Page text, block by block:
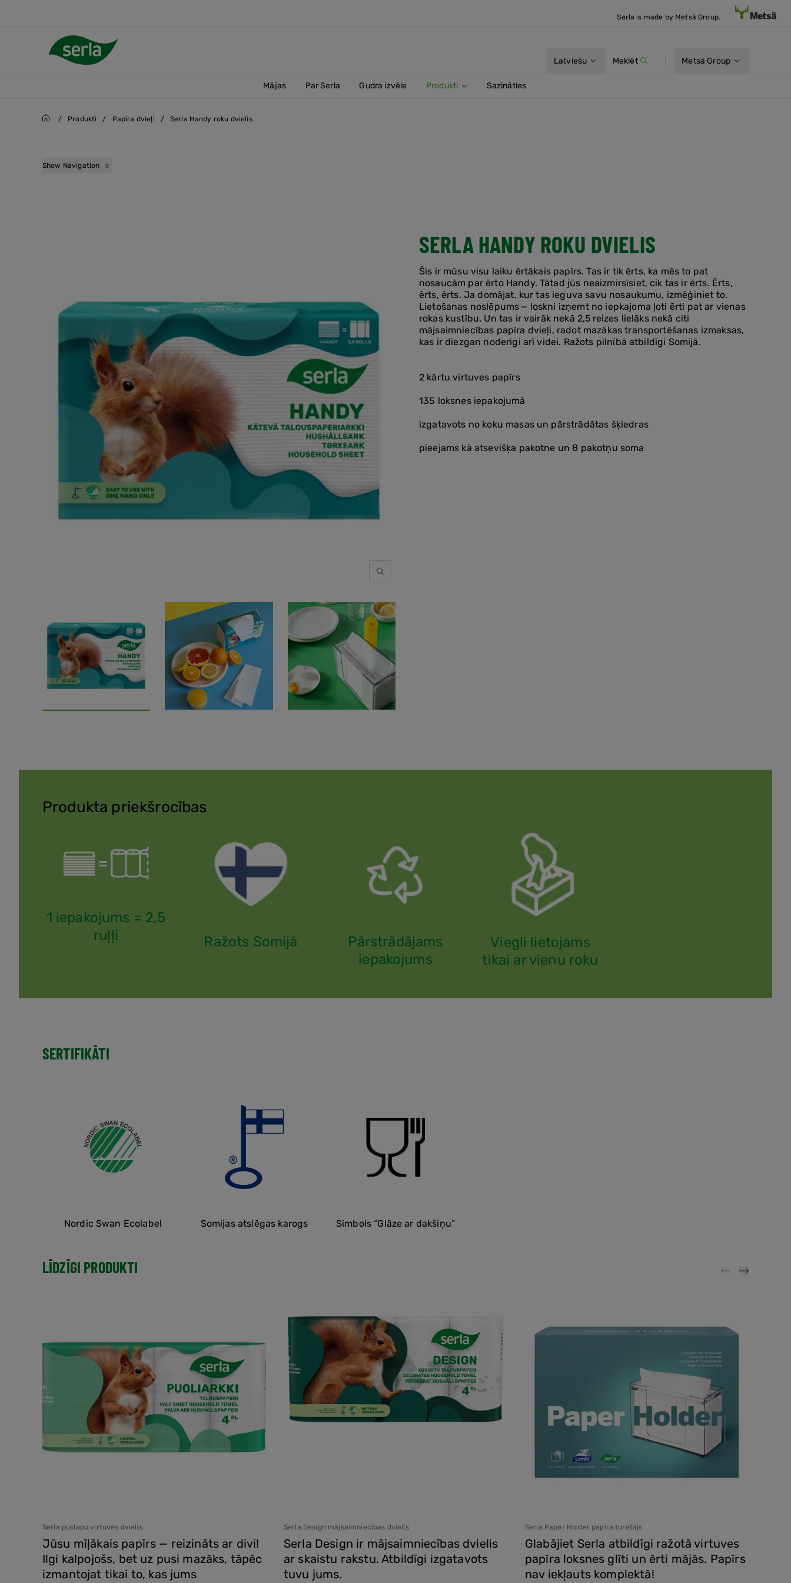
Serla is made by Metsä Group.
Latviešu Meklēt Metsä Group
Mājas Par Serla Gudra izvēle Produkti Sazināties
/ Produkti / Papīra dvieļi / Serla Handy roku dvielis
Show Navigation
SERLA HANDY ROKU DVIELIS
Šis ir mūsu visu laiku ērtākais papīrs. Tas ir tik ērts, ka mēs to pat
nosaucām par ērto Handy. Tātad jūs neaizmirsīsiet, cik tas ir ērts. Ērts,
ērts, ērts. Ja domājat, kur tas ieguva savu nosaukumu, izmēģiniet to.
Lietošanas noslēpums — loskni izņemt no iepkajoma ļoti ērti pat ar vienas
rokas kustību. Un tas ir vairāk nekā 2,5 reizes lielāks nekā citi
mājsaimniecības papīra dvieļi, radot mazākas transportēšanas izmaksas,
kas ir diezgan noderīgi arī videi. Ražots pilnībā atbildīgi Somijā.
2 kārtu virtuves papīrs
135 loksnes iepakojumā
izgatavots no koku masas un pārstrādātas šķiedras
pieejams kā atsevišķa pakotne un 8 pakotņu soma
Produkta priekšrocības
1 iepakojums = 2,5
ruļļi
Ražots Somijā
Pārstrādājams
iepakojums
Viegli lietojams
tikai ar vienu roku
SERTIFIKĀTI
Nordic Swan Ecolabel Somijas atslēgas karogs Simbols “Glāze ar dakšiņu”
LĪDZĪGI PRODUKTI
Serla puslapu virtuves dvielis
Jūsu mīļākais papīrs — reizināts ar divi!
Ilgi kalpojošs, bet uz pusi mazāks, tāpēc
izmantojat tikai to, kas jums
Serla Design mājsaimniecības dvielis
Serla Design ir mājsaimniecības dvielis
ar skaistu rakstu. Atbildīgi izgatavots
tuvu jums.
Serla Paper Holder papīra turētājs
Glabājiet Serla atbildīgi ražotā virtuves
papīra loksnes glīti un ērti mājās. Papīrs
nav iekļauts komplektā!